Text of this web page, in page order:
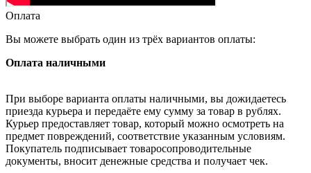
Оплата
Вы можете выбрать один из трёх вариантов оплаты:
Оплата наличными
При выборе варианта оплаты наличными, вы дожидаетесь
приезда курьера и передаёте ему сумму за товар в рублях.
Курьер предоставляет товар, который можно осмотреть на
предмет повреждений, соответствие указанным условиям.
Покупатель подписывает товаросопроводительные
документы, вносит денежные средства и получает чек.